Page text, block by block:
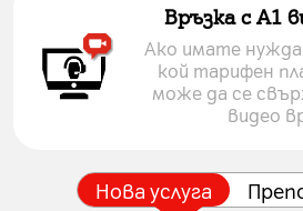
Връзка с A1
Ако имате
кой тарифен
може да се
видео
Нова услуга